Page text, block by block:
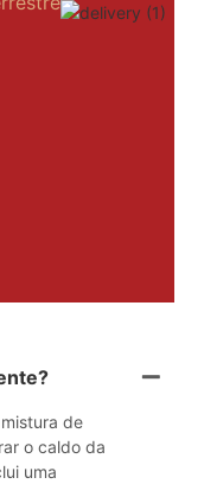
de
o caldo da
uma